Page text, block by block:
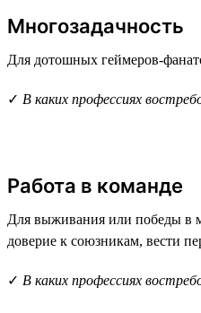
Многозадачность
Для дотошных геймеров-
✓ В каких профессиях
Работа в команде
Для выживания или победы в
доверие к союзникам, вести
✓ В каких профессиях